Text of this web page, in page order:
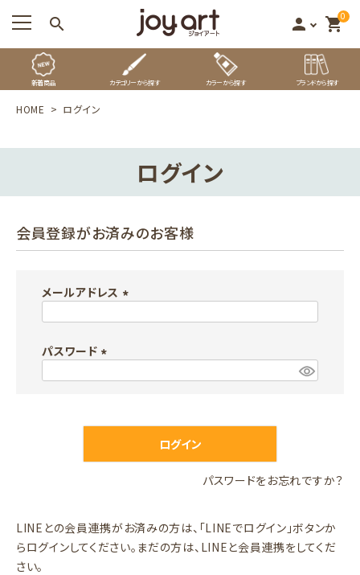
search person 0
shopping_cart
新着商品 カテゴリーから探す カラーから探す ブランドから探す
HOME ログイン
ログイン
会員登録がお済みのお客様
メールアドレス
パスワード
)
ログイン
パスワードをお忘れですか？
LINEとの会員連携がお済みの方は、「LINEでログイン」ボタンか
らログインしてください。まだの方は、 LINEと会員連携をしてくだ
さい。